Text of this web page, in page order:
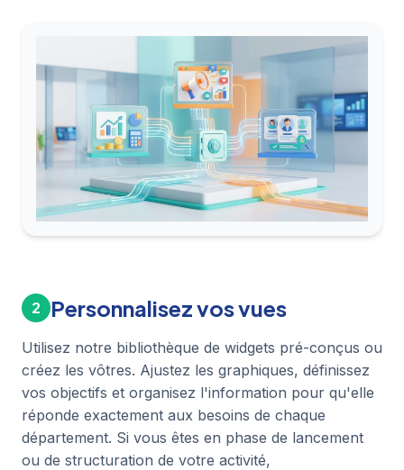
2 Personnalisez vos vues
Utilisez notre bibliothèque de widgets pré-conçus ou
créez les vôtres. Ajustez les graphiques, définissez
vos objectifs et organisez l'information pour qu'elle
réponde exactement aux besoins de chaque
département. Si vous êtes en phase de lancement
ou de structuration de votre activité,